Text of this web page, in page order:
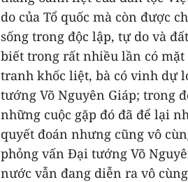
do của Tổ quốc mà còn được
sống trong độc lập, tự do và
biết trong rất nhiều lần có
tranh khốc liệt, bà có vinh dự
tướng Võ Nguyên Giáp; trong
những cuộc gặp đó đã để lại
quyết đoán nhưng cũng vô
phỏng vấn Đại tướng Võ
nước vẫn đang diễn ra vô